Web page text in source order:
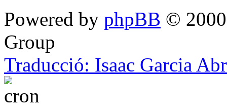
Powered by phpBB ©
Group
Traducció: Isaac Garcia